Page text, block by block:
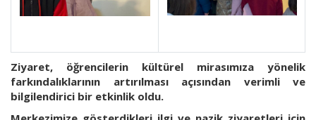
Ziyaret, öğrencilerin kültürel mirasımıza yönelik
farkındalıklarının artırılması açısından verimli ve
bilgilendirici bir etkinlik oldu.